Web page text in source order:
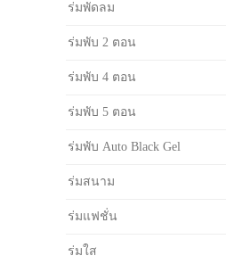
ร่มพัดลม
ร่มพับ 2 ตอน
ร่มพับ 4 ตอน
ร่มพับ 5 ตอน
ร่มพับ Auto Black Gel
ร่มสนาม
ร่มแฟชั่น
ร่มใส